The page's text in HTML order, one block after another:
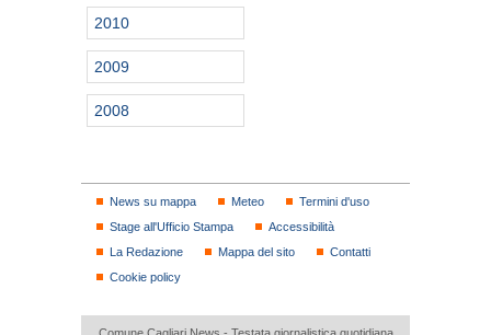
2010
2009
2008
News su mappa Meteo
Termini d'uso
Stage all'Ufficio Stampa
Accessibilità
La Redazione
Mappa del sito
Contatti
Cookie policy